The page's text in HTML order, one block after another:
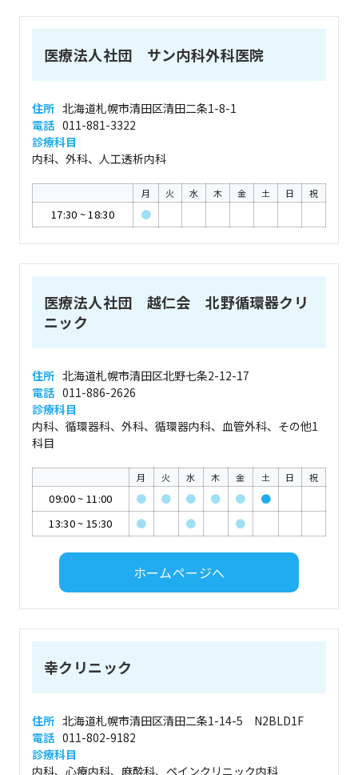
医療法人社団 サン内科外科医院
住所 北海道札幌市清田区清田二条1-8-1
電話 011-881-3322
診療科目
内科、外科、人工透析内科
月 火 水 木 金 土 日 祝
17:30 ~18:30 ●
医療法人社団 越仁会 北野循環器クリ
ニック
住所 北海道札幌市清田区北野七条2-12-17
電話 011-886-2626
診療科目
内科、循環器科、外科、循環器内科、血管外科、その他1
科目
月 火 水 木 金 土 日 祝
09:00~ 11:00 ● ● ● ● ●
●
13:30~ 15:30 ● ● ●
ホームページへ
幸クリニック
住所 北海道札幌市清田区清田二条1-14-5 N2BLD1F
電話 011-802-9182
診療科目
内科、心療内科、麻酔科、ペインクリニック内科